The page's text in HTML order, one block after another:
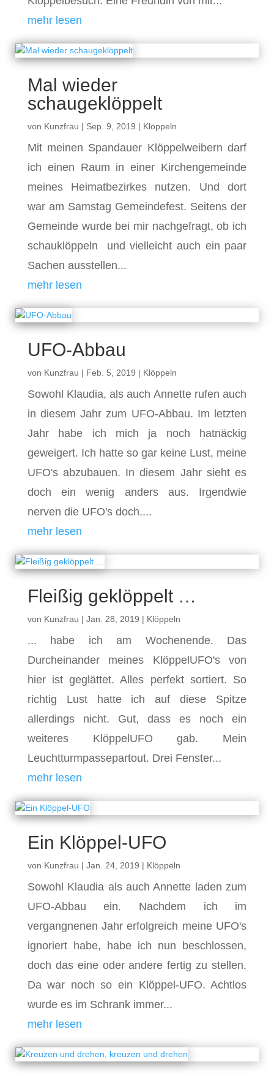
mehr lesen
Mal wieder
schaugeklöppelt
von Kunzfrau | Sep. 9, 2019 | Klöppeln
Mit meinen Spandauer Klöppelweibern darf
ich einen Raum in einer Kirchengemeinde
meines Heimatbezirkes nutzen. Und dort
war am Samstag Gemeindefest. Seitens der
Gemeinde wurde bei mir nachgefragt, ob ich
schauklöppeln und vielleicht auch ein paar
Sachen ausstellen...
mehr lesen
UFO-Abbau
von Kunzfrau | Feb. 5, 2019 | Klöppeln
Sowohl Klaudia, als auch Annette rufen auch
in diesem Jahr zum UFO-Abbau. Im letzten
Jahr habe ich mich ja noch hatnäckig
geweigert. Ich hatte so gar keine Lust, meine
UFO's abzubauen. In diesem Jahr sieht es
doch ein wenig anders aus. Irgendwie
nerven die UFO's doch....
mehr lesen
Fleißig geklöppelt …
von Kunzfrau | Jan. 28, 2019 | Klöppeln
... habe ich am Wochenende. Das
Durcheinander meines KlöppelUFO's von
hier ist geglättet. Alles perfekt sortiert. So
richtig Lust hatte ich auf diese Spitze
allerdings nicht. Gut, dass es noch ein
weiteres KlöppelUFO gab. Mein
Leuchtturmpassepartout. Drei Fenster...
mehr lesen
Ein Klöppel-UFO
von Kunzfrau | Jan. 24, 2019 | Klöppeln
Sowohl Klaudia als auch Annette laden zum
UFO-Abbau ein. Nachdem ich im
vergangnenen Jahr erfolgreich meine UFO's
ignoriert habe, habe ich nun beschlossen,
doch das eine oder andere fertig zu stellen.
Da war noch so ein Klöppel-UFO. Achtlos
wurde es im Schrank immer...
mehr lesen